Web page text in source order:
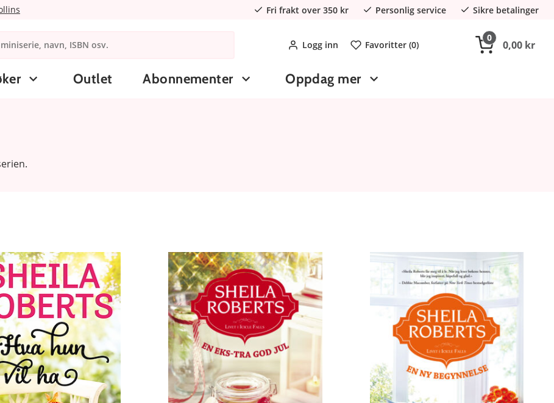
Fri frakt over 350 kr Personlig service Sikre betalinger
Logg inn Favoritter (0)
0
0,00 kr
Outlet Abonnementer Oppdag mer